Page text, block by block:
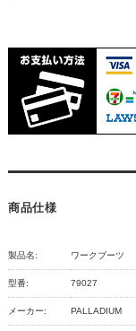
商品仕様
製品名: ワークブーツ
型番: 79027
メーカー: PALLADIUM